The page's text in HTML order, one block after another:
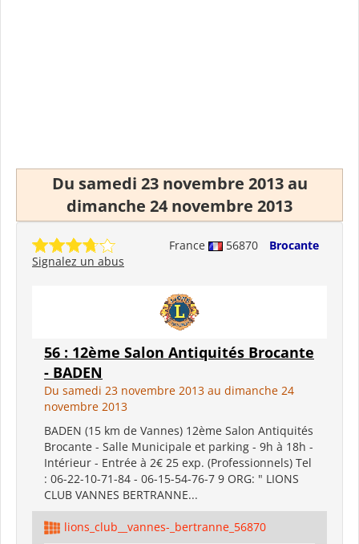
Du samedi 23 novembre 2013 au
dimanche 24 novembre 2013
France 56870
Brocante
Signalez un abus
56 : 12ème Salon Antiquités Brocante
- BADEN
Du samedi 23 novembre 2013 au dimanche 24
novembre 2013
BADEN (15 km de Vannes) 12ème Salon Antiquités
Brocante - Salle Municipale et parking - 9h à 18h -
Intérieur - Entrée à 2€ 25 exp. (Professionnels) Tel
: 06-22-10-71-84 - 06-15-54-76-7 9 ORG: " LIONS
CLUB VANNES BERTRANNE...
lions_club__vannes-_bertranne_56870